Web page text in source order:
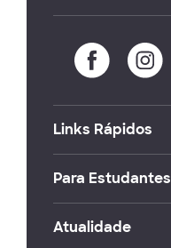
Links Rápidos
Para Estudantes
Atualidade